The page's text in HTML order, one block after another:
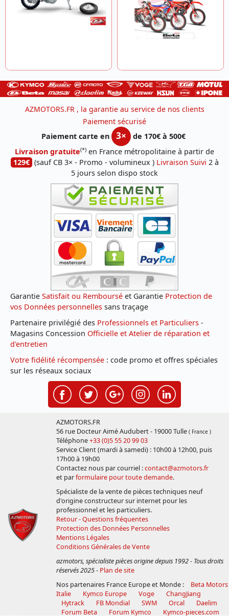
AZMOTORS.FR , la garantie au service de nos clients
Paiement sécurisé
Paiement carte en
3×
de 170€ à 500€
Livraison gratuite(*) en France métropolitaine à partir de
129€ (sauf CB 3× - Promo - volumineux ) Livraison Suivi 2 à
5 jours selon dispo stock
Garantie Satisfait ou Remboursé et Garantie Protection de
vos Données personnelles sans traçage
Partenaire privilégié des Professionnels et Particuliers -
Magasins Concession Officielle et Atelier de réparation et
d'entretien
Votre fidélité récompensée : code promo et offres spéciales
sur les réseaux sociaux
AZMOTORS.FR
56 rue Docteur Aimé Audubert - 19000 Tulle ( France )
Téléphone+33 (0)5 55 20 99 03
Service Client (mardi à samedi) : 10h00 à 12h00, puis
17h00 à 19h00
Contactez nous par courriel :contact@azmotors.fr
et parformulaire pour toute demande.
Spécialiste de la vente de pièces techniques neuf
d'origine constructeur sur internet pour les
professionnel et les particuliers.
Retour - Questions fréquentes
Protection des Données Personnelles
Mentions Légales
Conditions Générales de Vente
azmotors, spécialiste pièces origine depuis 1992 - Tous droits
réservés 2025- Plan de site
Nos partenaires France Europe et Monde :
Beta Motors
Italie
Kymco Europe Voge
ChangJiang
Hytrack
FB Mondial SWM Orcal
Daelim
Forum Beta
Forum Kymco Kymco-pieces.com